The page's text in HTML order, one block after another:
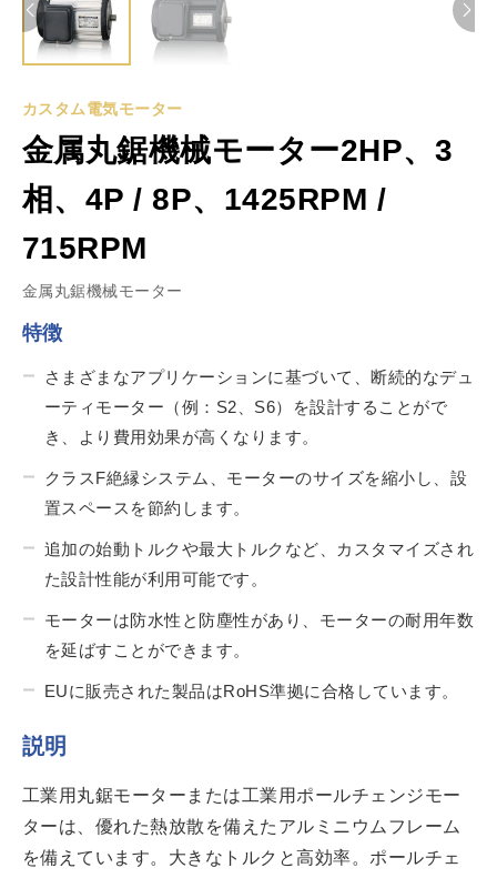
カスタム電気モーター
金属丸鋸機械モーター2HP、3
相、4P / 8P、1425RPM /
715RPM
金属丸鋸機械モーター
特徴
さまざまなアプリケーションに基づいて、断続的なデュ
ーティモーター（例：S2、S6）を設計することがで
き、より費用効果が高くなります。
クラスF絶縁システム、モーターのサイズを縮小し、設
置スペースを節約します。
追加の始動トルクや最大トルクなど、カスタマイズされ
た設計性能が利用可能です。
モーターは防水性と防塵性があり、モーターの耐用年数
を延ばすことができます。
EUに販売された製品はRoHS準拠に合格しています。
説明
工業用丸鋸モーターまたは工業用ポールチェンジモー
ターは、優れた熱放散を備えたアルミニウムフレーム
を備えています。大きなトルクと高効率。ポールチェ